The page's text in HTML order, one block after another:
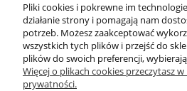
Dostawa
Moje konto
Pliki cookies i pokrewne im
działanie strony i pomagają nam
potrzeb. Możesz zaakceptować
wszystkich tych plików i przejść do
plików do swoich preferencji,
Więcej o plikach cookies przeczytasz
prywatności.